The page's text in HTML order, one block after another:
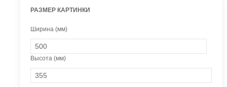
РАЗМЕР КАРТИНКИ
Ширина (мм)
Высота (мм)